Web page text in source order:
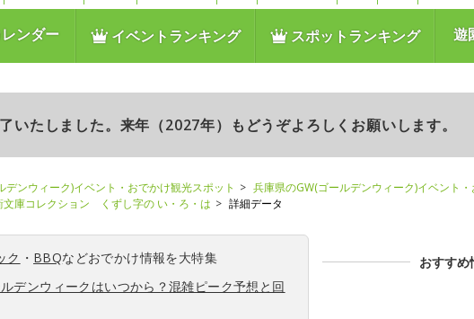
ンダー イベントランキング スポットランキング 遊
いたしました。来年（2027年）もどうぞよろしくお願いします。
デンウィーク)イベント・おでかけ観光スポット
兵庫県のGW(ゴールデンウィーク)イベント
文庫コレクション くずし字の い・ろ・は 詳細データ
ク ・ BBQなどおでかけ情報を大特集
デンウィークはいつから？混雑ピーク予想と回
おすすめ